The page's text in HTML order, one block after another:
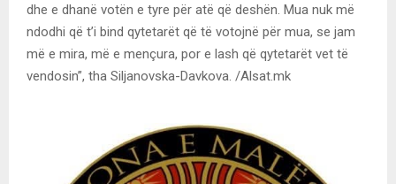
dhe e dhanë votën e tyre për atë që deshën. Mua nuk më
ndodhi që t’i bind qytetarët që të votojnë për mua, se jam
më e mira, më e mençura, por e lash që qytetarët vet të
vendosin”, tha Siljanovska-Davkova. /Alsat.mk